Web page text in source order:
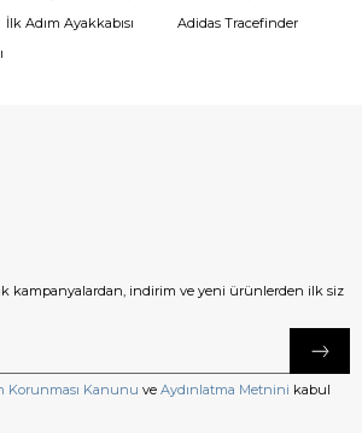
İlk Adım Ayakkabısı
Adidas Tracefinder
kampanyalardan, indirim ve yeni ürünlerden ilk siz
Korunması Kanunu ve Aydınlatma Metnini kabul